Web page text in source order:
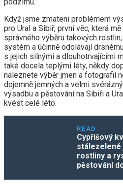
podzimu.
Když jsme zmateni problémem
pro Ural a Sibiř, první věc, která
správného výběru takových
systém a účinně odolávají
s jejich silnými a dlouhotrvajícími
také docela teplými léty, někdy
naleznete výběr jmen a fotografií
dojemně jemných a velmi
výsadbu a pěstování na Sibiři a
kvést celé léto.
READ
Cypřišový
stálezelené
rostliny a
pěstování